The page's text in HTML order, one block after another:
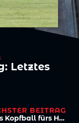
Letztes
BEITRAG
Zank‘s Kopfball fürs Halbfinale